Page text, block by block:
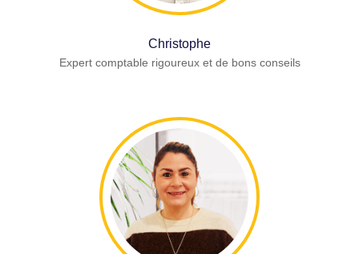
Christophe
Expert comptable rigoureux et de bons conseils